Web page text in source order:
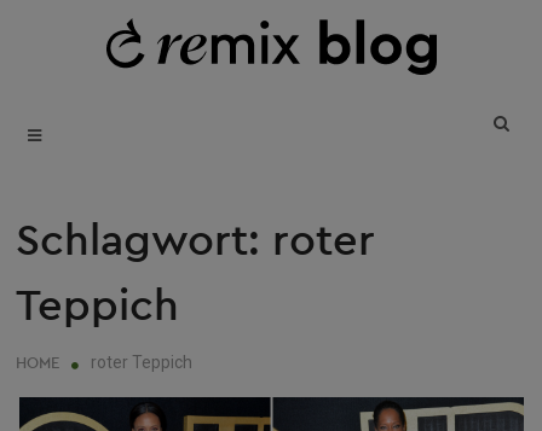
Schlagwort: roter
Teppich
HOME roter Teppich